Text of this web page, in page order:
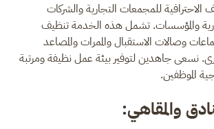
للمجمعات التجارية والشركات
والمؤسسات. تشمل هذه الخدمة تنظيف
وصالات الاستقبال والممرات والمصاعد
نسعى جاهدين لتوفير بيئة عمل نظيفة ومرتبة
الموظفين.
والمقاهي: